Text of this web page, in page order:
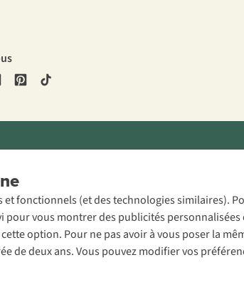
fonctionnels (et des technologies similaires).
vous montrer des publicités
option. Pour ne pas avoir à vous poser la
deux ans. Vous pouvez modifier vos